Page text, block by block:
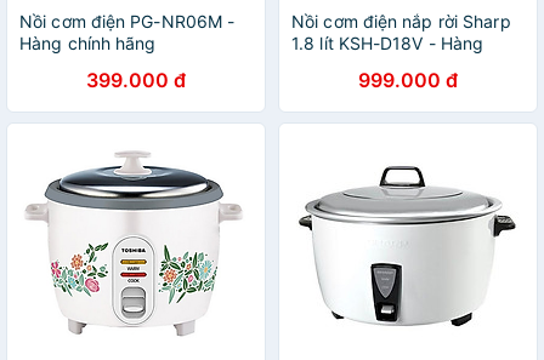
Nồi cơm điện PG-NR06M -
Hàng chính hãng
399.000 đ
Nồi cơm điện nắp rời Sharp
1.8 lít KSH-D18V - Hàng
999.000 đ